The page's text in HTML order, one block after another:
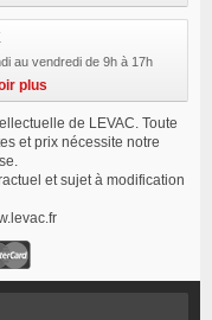
au vendredi de 9h à 17h
plus
de LEVAC. Toute
et prix nécessite notre
et sujet à modification